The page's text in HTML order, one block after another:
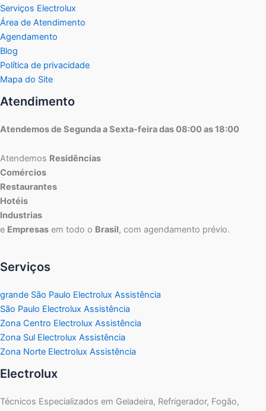
Serviços Electrolux
Área de Atendimento
Agendamento
Blog
Política de privacidade
Mapa do Site
Atendimento
Atendemos de Segunda a Sexta-feira das 08:00 as 18:00
Atendemos Residências
Comércios
Restaurantes
Hotéis
Industrias
e Empresas em todo o Brasil, com agendamento prévio.
Serviços
grande São Paulo Electrolux Assistência
São Paulo Electrolux Assistência
Zona Centro Electrolux Assistência
Zona Sul Electrolux Assistência
Zona Norte Electrolux Assistência
Electrolux
Técnicos Especializados em Geladeira, Refrigerador, Fogão,